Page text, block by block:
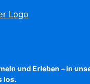
und Erleben – in
los.